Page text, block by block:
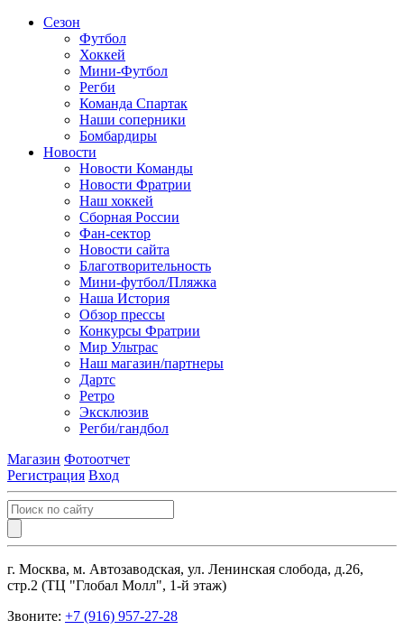
Сезон
Футбол
Хоккей
Мини-Футбол
Регби
Команда Спартак
Наши соперники
Бомбардиры
Новости
Новости Команды
Новости Фратрии
Наш хоккей
Сборная России
Фан-cектор
Новости сайта
Благотворительность
Мини-футбол/Пляжка
Наша История
Обзор прессы
Конкурсы Фратрии
Мир Ультрас
Наш магазин/партнеры
Дартс
Ретро
Эксклюзив
Регби/гандбол
Магазин Фотоотчет
Регистрация Вход
г. Москва, м. Автозаводская, ул. Ленинская слобода, д.26,
стр.2 (ТЦ "Глобал Молл", 1-й этаж)
Звоните: +7 (916) 957-27-28